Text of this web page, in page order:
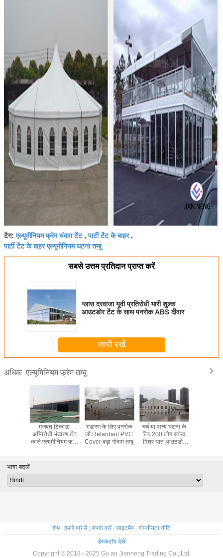
टैग:एल्यूमीनियम फ्रेम चंदवा टेंट,पार्टी टेंट के बाहर,
पार्टी टेंट के बाहर एल्यूमीनियम घटना तम्बू
सबसे उत्तम प्रतिदान प्राप्त करें
ग्लास दरवाजा यूवी प्रतिरोधी भारी शुल्क
आउटडोर टेंट के साथ पनरोक ABS दीवार
जारी रखें
अधिक एल्यूमिनियम फ्रेम तम्बू
मजबूत टिकाऊ
अग्निरोधी भंडारण टेंट
काले एल्यूमीनियम फ्रेम
भंडारण के लिए पनरोक
लौ Retardant PVC
Cover बड़ा गोदाम तम्बू
चर्च या अन्य घटना के
लिए 200 लोग सफेद
मिश्र धातु आउटडोर
भाषा बदलें
होम| हमारे बारे में| संपर्क करें| साइटमैप | गोपनीयता नीति
डेस्कटॉप देखें
Copyright © 2018 - 2025 Gu an Jianneng Trading Co., Ltd.